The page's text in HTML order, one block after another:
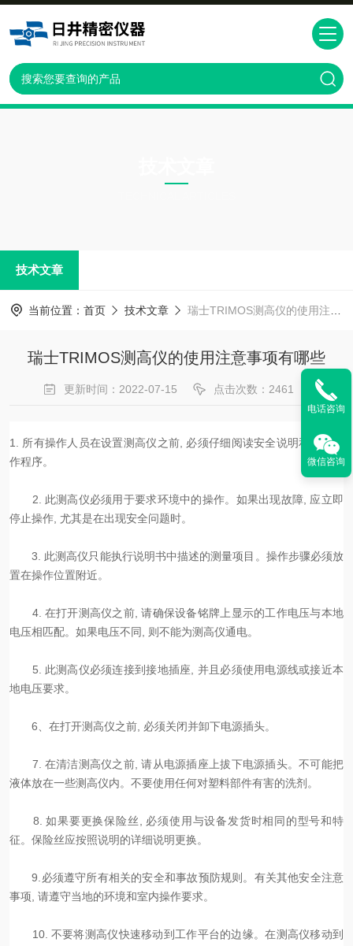
技术文章
当前位置： 首页 技术文章 瑞士TRIMOS测高仪的使用注意事项有哪些
瑞士TRIMOS测高仪的使用注意事项有哪些
更新时间：2022-07-15 点击次数：2461
1. 所有操作人员在设置测高仪之前, 必须仔细阅读安全说明和后续操
作程序。
2. 此测高仪必须用于要求环境中的操作。如果出现故障, 应立即
停止操作, 尤其是在出现安全问题时。
3. 此测高仪只能执行说明书中描述的测量项目。操作步骤必须放
置在操作位置附近。
4. 在打开测高仪之前, 请确保设备铭牌上显示的工作电压与本地
电压相匹配。如果电压不同, 则不能为测高仪通电。
5. 此测高仪必须连接到接地插座, 并且必须使用电源线或接近本
地电压要求。
6、在打开测高仪之前, 必须关闭并卸下电源插头。
7. 在清洁测高仪之前, 请从电源插座上拔下电源插头。不可能把
液体放在一些测高仪内。不要使用任何对塑料部件有害的洗剂。
8. 如果要更换保险丝, 必须使用与设备发货时相同的型号和特
征。保险丝应按照说明的详细说明更换。
9.必须遵守所有相关的安全和事故预防规则。有关其他安全注意
事项, 请遵守当地的环境和室内操作要求。
10. 不要将测高仪快速移动到工作平台的边缘。在测高仪移动到
电话咨询
微信咨询